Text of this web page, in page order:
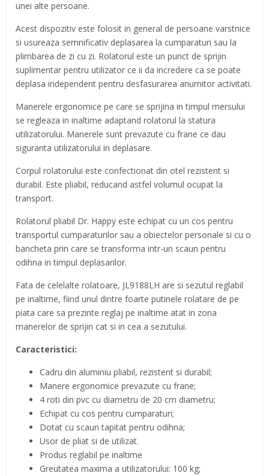
unei alte persoane.
Acest dispozitiv este folosit in general de persoane varstnice
si usureaza semnificativ deplasarea la cumparaturi sau la
plimbarea de zi cu zi. Rolatorul este un punct de sprijin
suplimentar pentru utilizator ce ii da incredere ca se poate
deplasa independent pentru desfasurarea anumitor activitati.
Manerele ergonomice pe care se sprijina in timpul mersului
se regleaza in inaltime adaptand rolatorul la statura
utilizatorului. Manerele sunt prevazute cu frane ce dau
siguranta utilizatorului in deplasare.
Corpul rolatorului este confectionat din otel rezistent si
durabil. Este pliabil, reducand astfel volumul ocupat la
transport.
Rolatorul pliabil Dr. Happy este echipat cu un cos pentru
transportul cumparaturilor sau a obiectelor personale si cu o
bancheta prin care se transforma intr-un scaun pentru
odihna in timpul deplasarilor.
Fata de celelalte rolatoare, JL9188LH are si sezutul reglabil
pe inaltime, fiind unul dintre foarte putinele rolatare de pe
piata care sa prezinte reglaj pe inaltime atat in zona
manerelor de sprijin cat si in cea a sezutului.
Caracteristici:
Cadru din aluminiu pliabil, rezistent si durabil;
Manere ergonomice prevazute cu frane;
4 roti din pvc cu diametru de 20 cm diametru;
Echipat cu cos pentru cumparaturi;
Dotat cu scaun tapitat pentru odihna;
Usor de pliat si de utilizat.
Produs reglabil pe inaltime
Greutatea maxima a utilizatorului: 100 kg;